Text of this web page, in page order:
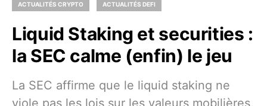
ACTUALITÉS CRYPTO ACTUALITÉS DEFI
Liquid Staking et securities :
la SEC calme (enfin) le jeu
La SEC affirme que le liquid staking ne
viole pas les lois sur les valeurs mobilières,